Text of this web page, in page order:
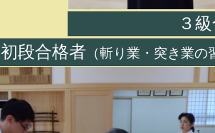
３
初段合格者 （斬り業・突き業